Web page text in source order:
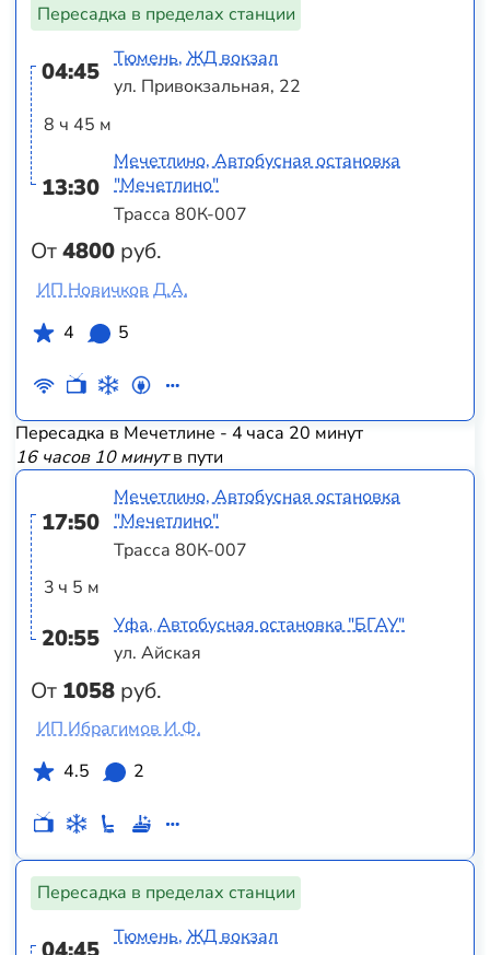
Пересадка в пределах станции
04:45
8 ч 45 м
13:30
От4800 руб.
Тюмень, ЖД вокзал
ул. Привокзальная, 22
Мечетлино, Автобусная остановка
"Мечетлино"
Трасса 80К-007
ИП Новичков Д.А.
4
5
Пересадка в Мечетлине - 4 часа 20 минут
16 часов 10 минутв пути
17:50
3 ч 5 м
20:55
От 1058 руб.
Мечетлино, Автобусная остановка
"Мечетлино"
Трасса 80К-007
Уфа, Автобусная остановка "БГАУ"
ул. Айская
ИП Ибрагимов И.Ф.
4.5
2
Пересадка в пределах станции
Тюмень, ЖД вокзал